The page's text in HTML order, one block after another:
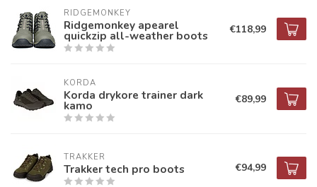
RIDGEMONKEY
Ridgemonkey apearel
quickzip all-weather boots €118,99
KORDA
Korda drykore trainer dark
kamo €89,99
TRAKKER
Trakker tech pro boots €94,99